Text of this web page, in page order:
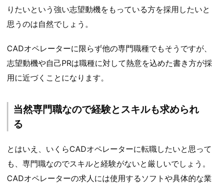
りたいという強い志望動機をもっている方を採用したいと
思うのは自然でしょう。
CADオペレーターに限らず他の専門職種でもそうですが、
志望動機や自己PRは職種に対して熱意を込めた書き方が採
用に近づくことになります。
当然専門職なので経験とスキルも求められ
る
とはいえ、いくらCADオペレーターに転職したいと思って
も、専門職なのでスキルと経験がないと厳しいでしょう。
CADオペレーターの求人には使用するソフトや具体的な業